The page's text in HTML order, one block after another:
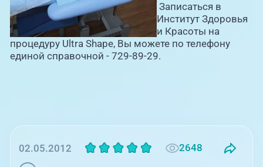
Записаться в
Институт Здоровья
и Красоты на
процедуру Ultra Shape, Вы можете по телефону
единой справочной - 729-89-29.
02.05.2012 2648